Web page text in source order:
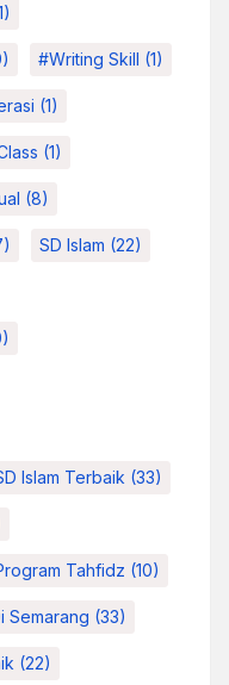
#Writing Skill (1)
(1)
(1)
(8)
SD Islam (22)
Islam Terbaik (33)
Tahfidz (10)
Semarang (33)
(22)